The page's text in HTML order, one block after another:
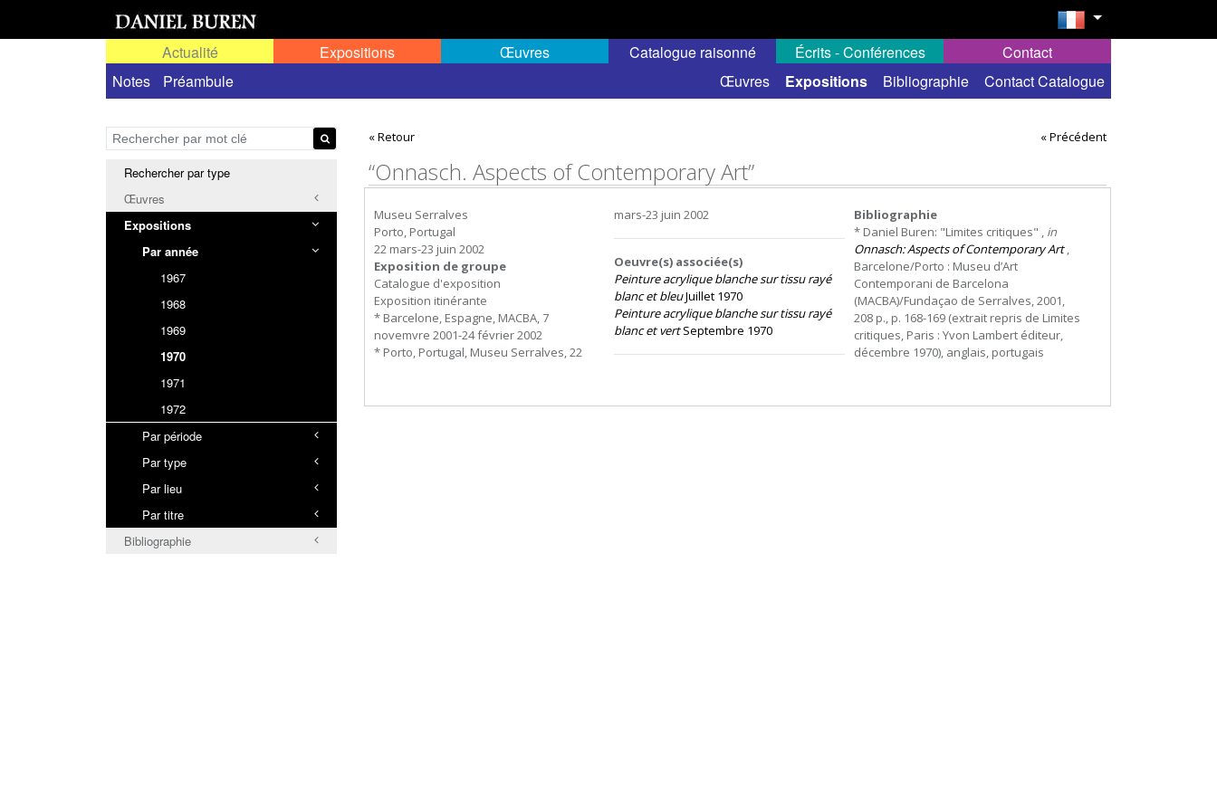
Actualité
Expositions
Toutes les expositions
Œuvres
Catalogue raisonné
Notes
Préambule Œuvres Expositions Bibliographie Contact Catalogue
Écrits - Conférences Contact
Rechercher par type
Œuvres
Expositions
Par année
1967
1968
1969
1970
1971
1972
Par période
Par type
Par lieu
Par titre
Bibliographie
« Retour « Précédent
“Onnasch. Aspects of Contemporary Art”
Museu Serralves
Porto, Portugal
22 mars-23 juin 2002
Exposition de groupe
Catalogue d'exposition
Exposition itinérante
* Barcelone, Espagne, MACBA, 7
novemvre 2001-24 février 2002
* Porto, Portugal, Museu Serralves,22
mars-23 juin 2002
Oeuvre(s) associée(s)
Peinture acrylique blanche sur tissu rayé
blanc et bleuJuillet 1970
Peinture acrylique blanche sur tissu rayé
blanc et vertSeptembre 1970
Bibliographie
* Daniel Buren: "Limites critiques" , in
Onnasch: Aspects of Contemporary Art,
Barcelone/Porto : Museu d’Art
Contemporani de Barcelona
(MACBA)/Fundaçao de Serralves, 2001,
208 p., p. 168-169 (extrait repris de Limites
critiques, Paris : Yvon Lambert éditeur,
décembre 1970), anglais, portugais